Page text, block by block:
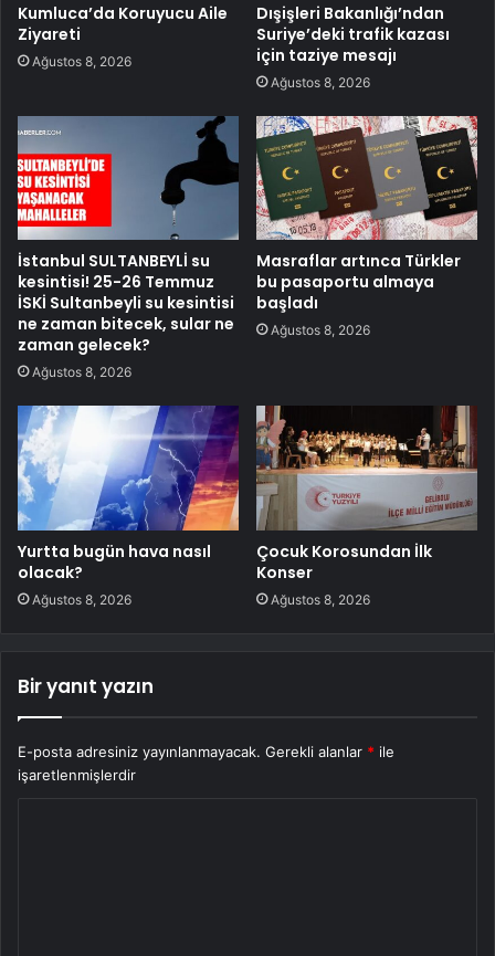
Kumluca’da Koruyucu Aile
Ziyareti
Ağustos 8, 2026
Dışişleri Bakanlığı’ndan
Suriye’deki trafik kazası
için taziye mesajı
Ağustos 8, 2026
İstanbul SULTANBEYLİ su
kesintisi! 25-26 Temmuz
İSKİ Sultanbeyli su kesintisi
ne zaman bitecek, sular ne
zaman gelecek?
Ağustos 8, 2026
Masraflar artınca Türkler
bu pasaportu almaya
başladı
Ağustos 8, 2026
Yurtta bugün hava nasıl
olacak?
Ağustos 8, 2026
Çocuk Korosundan İlk
Konser
Ağustos 8, 2026
Bir yanıt yazın
E-posta adresiniz yayınlanmayacak. Gerekli alanlar * ile
işaretlenmişlerdir